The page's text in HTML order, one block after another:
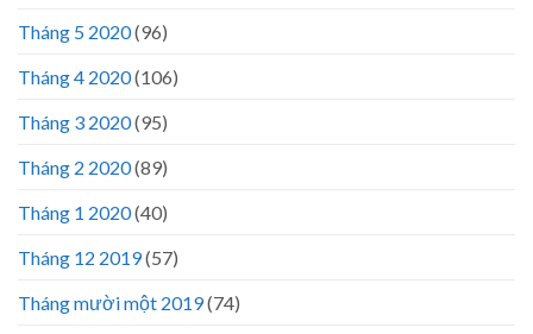
Tháng 5 2020(96)
Tháng 4 2020(106)
Tháng 3 2020(95)
Tháng 2 2020(89)
Tháng 1 2020(40)
Tháng 12 2019(57)
Tháng mười một 2019(74)